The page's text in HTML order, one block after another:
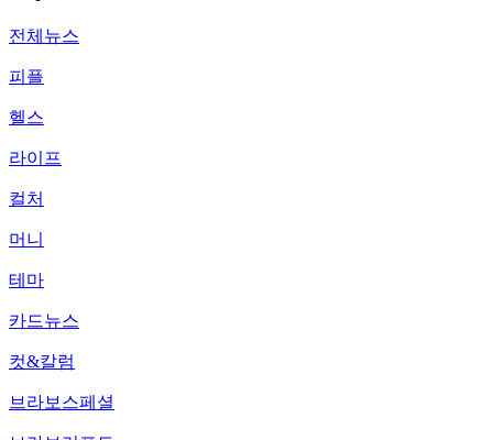
전체뉴스
피플
헬스
라이프
컬처
머니
테마
카드뉴스
컷&칼럼
브라보스페셜